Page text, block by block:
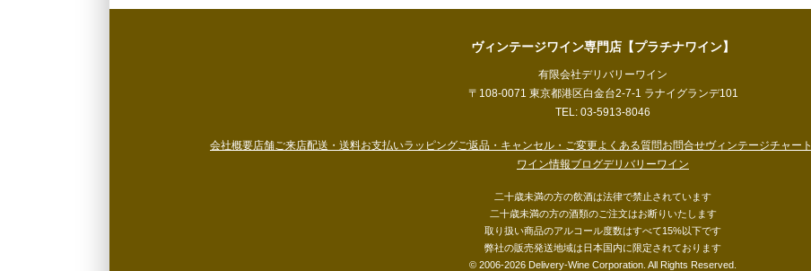
ヴィンテージワイン専門店【プラチナワイン】
有限会社デリバリーワイン
〒108-0071 東京都港区白金台2-7-1 ラナイグランデ101
TEL: 03-5913-8046
会社概要店舗ご来店配送・送料お支払いラッピングご返品・キャンセル・ご変更よくある質問お問合せヴィンテージチャート
ワイン情報ブログデリバリーワイン
二十歳未満の方の飲酒は法律で禁止されています
二十歳未満の方の酒類のご注文はお断りいたします
取り扱い商品のアルコール度数はすべて15%以下です
弊社の販売発送地域は日本国内に限定されております
© 2006-2026 Delivery-Wine Corporation. All Rights Reserved.